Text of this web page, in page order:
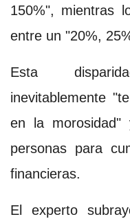
150%", mientras
entre un "20%,
Esta
inevitablemente
en la
personas para
financieras.
El experto